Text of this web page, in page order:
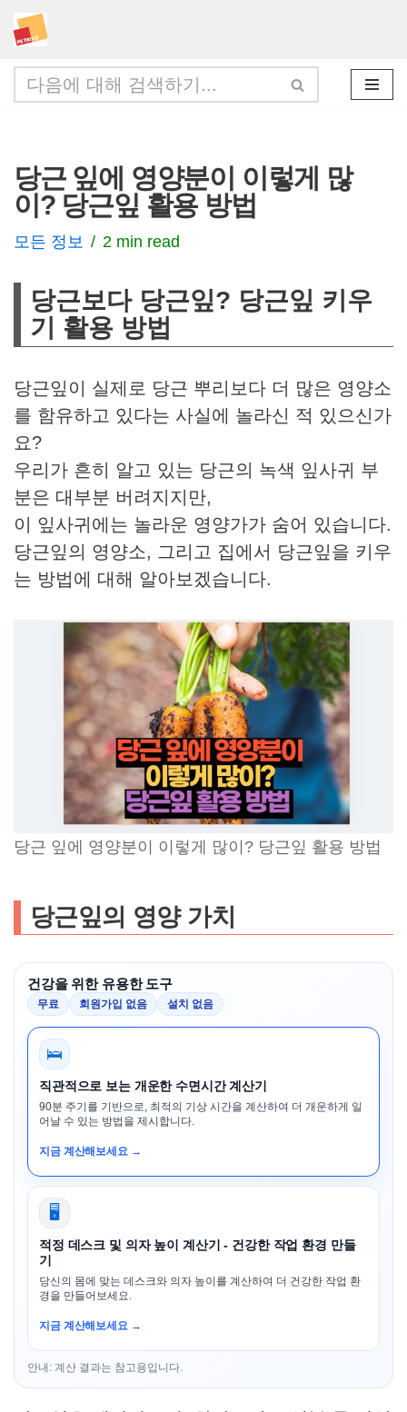
콘
텐
츠
너
뛰
기
당근 잎에 영양분이 이렇게 많
이? 당근잎 활용 방법
모든 정보 2 min read
당근보다 당근잎? 당근잎 키우
기 활용 방법
당근잎이 실제로 당근 뿌리보다 더 많은 영양소
를 함유하고 있다는 사실에 놀라신 적 있으신가
요?
우리가 흔히 알고 있는 당근의 녹색 잎사귀 부
분은 대부분 버려지지만,
이 잎사귀에는 놀라운 영양가가 숨어 있습니다.
당근잎의 영양소, 그리고 집에서 당근잎을 키우
는 방법에 대해 알아보겠습니다.
당근 잎에 영양분이 이렇게 많이? 당근잎 활용 방법
당근잎의 영양 가치
건강을 위한 유용한 도구
무료 회원가입 없음 설치 없음
🛌
직관적으로 보는 개운한 수면시간 계산기
90분 주기를 기반으로, 최적의 기상 시간을 계산하여 더 개운하게 일
어날 수 있는 방법을 제시합니다.
지금 계산해보세요 →
🖥️
적정 데스크 및 의자 높이 계산기 - 건강한 작업 환경 만들
기
당신의 몸에 맞는 데스크와 의자 높이를 계산하여 더 건강한 작업 환
경을 만들어보세요.
지금 계산해보세요 →
안내: 계산 결과는 참고용입니다.